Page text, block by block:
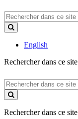
Rechercher
dans
ce
English
Rechercher dans ce site
Rechercher
dans
ce
Rechercher dans ce site